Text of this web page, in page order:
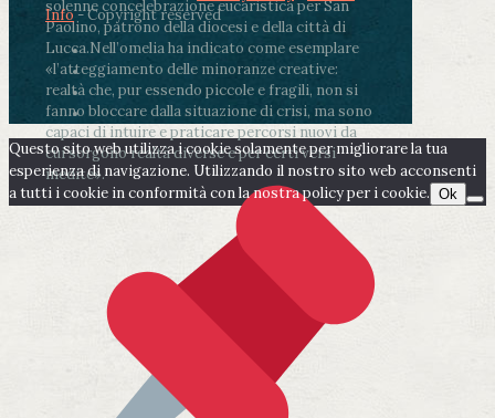
solenne concelebrazione eucaristica per San
Paolino, patrono della diocesi e della città di
Lucca.Nell’omelia ha indicato come esemplare
«l’atteggiamento delle minoranze creative:
realtà che, pur essendo piccole e fragili, non si
fanno bloccare dalla situazione di crisi, ma sono
capaci di intuire e praticare percorsi nuovi da
cui sorgono realtà diverse e per certi versi
inedite».
Info- Copyright reserved
Questo sito web utilizza i cookie solamente per migliorare la tua
esperienza di navigazione. Utilizzando il nostro sito web acconsenti
a tutti i cookie in conformità con la nostra policy per i cookie. Ok